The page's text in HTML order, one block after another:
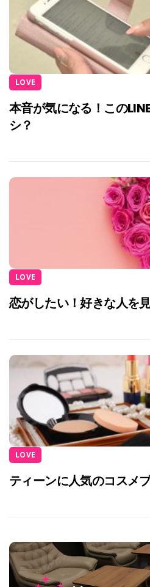
LOVE
本音が気になる！この
シ？
LOVE
恋がしたい！好きな人を
LOVE
ティーンに人気のコスメ
投